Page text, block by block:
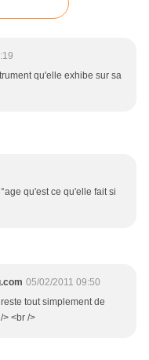
qu'elle exhibe sur sa
qu'est ce qu'elle fait si
05/02/2011 09:50
tout simplement de
> <br />